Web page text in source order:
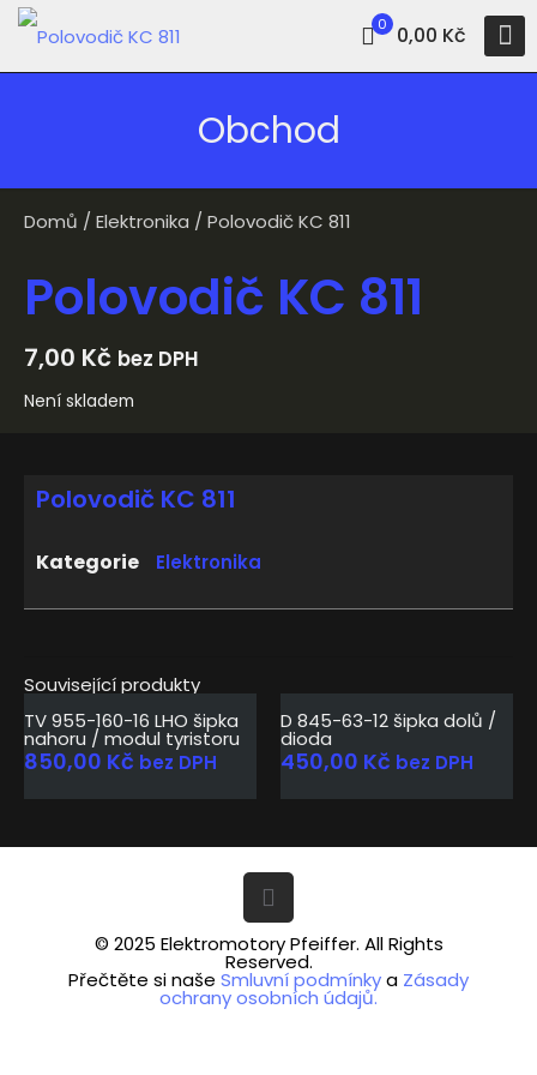
0 0,00 Kč
Obchod
Domů / Elektronika / Polovodič KC 811
Polovodič KC 811
7,00 Kč bez DPH
Není skladem
Související produkty
Vyprodáno
TV 955-160-16 LHO šipka
nahoru / modul tyristoru
850,00 Kč bez DPH
D 845-63-12 šipka dolů /
dioda
450,00 Kč bez DPH
Polovodič KC 811
Kategorie Elektronika
© 2025 Elektromotory Pfeiffer. All Rights
Reserved.
Přečtěte si naše Smluvní podmínkya Zásady
ochrany osobních údajů.